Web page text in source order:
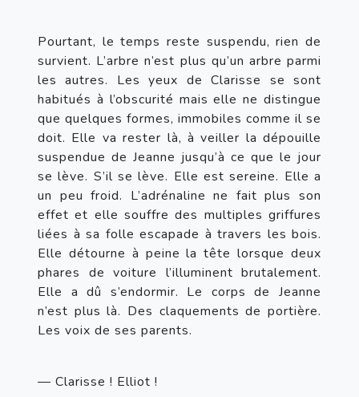
Pourtant, le temps reste suspendu, rien de
survient. L’arbre n’est plus qu’un arbre parmi
les autres. Les yeux de Clarisse se sont
habitués à l’obscurité mais elle ne distingue
que quelques formes, immobiles comme il se
doit. Elle va rester là, à veiller la dépouille
suspendue de Jeanne jusqu’à ce que le jour
se lève. S’il se lève. Elle est sereine. Elle a
un peu froid. L’adrénaline ne fait plus son
effet et elle souffre des multiples griffures
liées à sa folle escapade à travers les bois.
Elle détourne à peine la tête lorsque deux
phares de voiture l’illuminent brutalement.
Elle a dû s’endormir. Le corps de Jeanne
n’est plus là. Des claquements de portière.
Les voix de ses parents.
— Clarisse ! Elliot !